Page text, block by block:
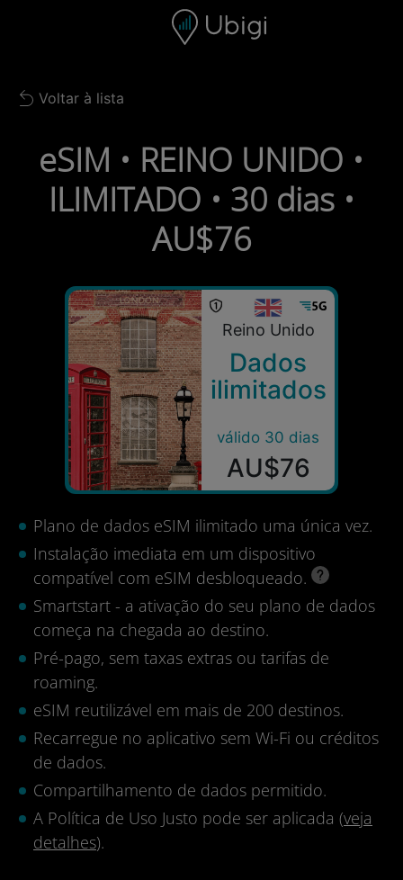
Barra de navegação
Back to list
Voltar à lista
eSIM • REINO UNIDO •
ILIMITADO • 30 dias •
AU$76
Reino Unido
Dados
ilimitados
válido 30 dias
AU$76
Plano de dados eSIM ilimitado uma única vez.
Instalação imediata em um dispositivo
compatível com eSIM desbloqueado.
Smartstart - a ativação do seu plano de dados
começa na chegada ao destino.
Pré-pago, sem taxas extras ou tarifas de
roaming.
eSIM reutilizável em mais de 200 destinos.
Recarregue no aplicativo sem Wi-Fi ou créditos
de dados.
Compartilhamento de dados permitido.
A Política de Uso Justo pode ser aplicada (veja
detalhes).